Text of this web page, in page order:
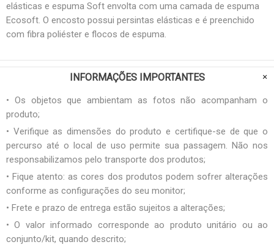
elásticas e espuma Soft envolta com uma camada de espuma
Ecosoft. O encosto possui persintas elásticas e é preenchido
com fibra poliéster e flocos de espuma.
INFORMAÇÕES IMPORTANTES
• Os objetos que ambientam as fotos não acompanham o
produto;
• Verifique as dimensões do produto e certifique-se de que o
percurso até o local de uso permite sua passagem. Não nos
responsabilizamos pelo transporte dos produtos;
• Fique atento: as cores dos produtos podem sofrer alterações
conforme as configurações do seu monitor;
• Frete e prazo de entrega estão sujeitos a alterações;
• O valor informado corresponde ao produto unitário ou ao
conjunto/kit, quando descrito;